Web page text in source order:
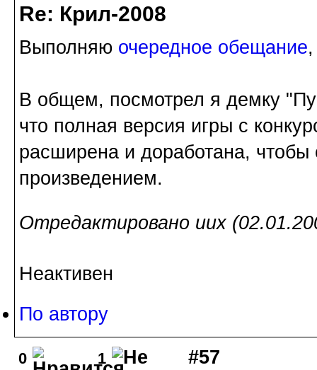
Re: Крил-2008
Выполняю очередное обещание
В общем, посмотрел я демку
что полная версия игры с
расширена и доработана, чтобы
произведением.
Отредактировано uux
Неактивен
По автору
0 1 #57